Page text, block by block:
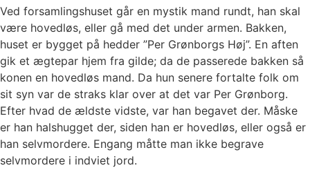
Ved forsamlingshuset går en mystik mand rundt, han skal
være hovedløs, eller gå med det under armen. Bakken,
huset er bygget på hedder ”Per Grønborgs Høj”. En aften
gik et ægtepar hjem fra gilde; da de passerede bakken så
konen en hovedløs mand. Da hun senere fortalte folk om
sit syn var de straks klar over at det var Per Grønborg.
Efter hvad de ældste vidste, var han begavet der. Måske
er han halshugget der, siden han er hovedløs, eller også er
han selvmordere. Engang måtte man ikke begrave
selvmordere i indviet jord.